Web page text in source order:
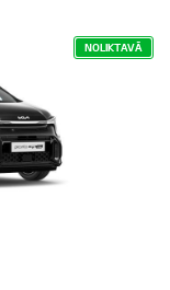
NOLIKTAVĀ